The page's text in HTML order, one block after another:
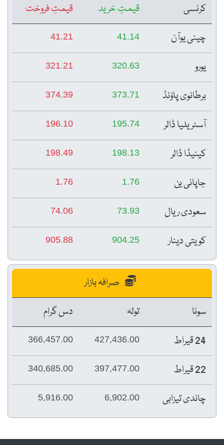
کرنسی
قیمتِ خرید
قیمتِ فروخت
چینی یوآن
41.14
41.21
یورو 320.63
321.21
برطانوی پاؤنڈ 373.71
374.39
آسٹریلیا ڈالر 195.74
196.10
کینیڈا ڈالر 198.13
198.49
جاپانی ین 1.76
1.76
سعودی ریال 73.93
74.06
کویتی دینار 904.25
905.88
صرافہ بازار
سونا
تولہ
دس گرام
24 قیراط
427,436.00
366,457.00
22 قیراط 397,477.00
340,685.00
چاندی تیزابی 6,902.00
5,916.00